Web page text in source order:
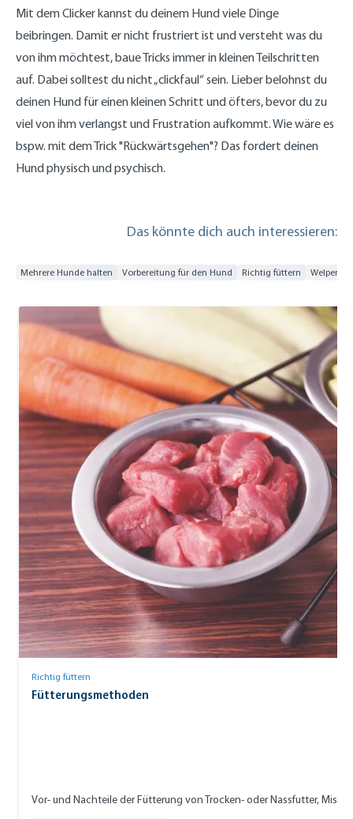
Mit dem Clicker kannst du deinem Hund viele Dinge
beibringen. Damit er nicht frustriert ist und versteht was du
von ihm möchtest, baue Tricks immer in kleinen Teilschritten
auf. Dabei solltest du nicht „clickfaul“ sein. Lieber belohnst du
deinen Hund für einen kleinen Schritt und öfters, bevor du zu
viel von ihm verlangst und Frustration aufkommt. Wie wäre es
bspw. mit dem Trick "Rückwärtsgehen"? Das fordert deinen
Hund physisch und psychisch.
Das könnte dich auch interessieren:
Mehrere Hunde halten Vorbereitung für den Hund Richtig füttern Welpen-
Richtig füttern
Fütterungsmethoden
Vor- und Nachteile der Fütterung von Trocken- oder Nassfutter,